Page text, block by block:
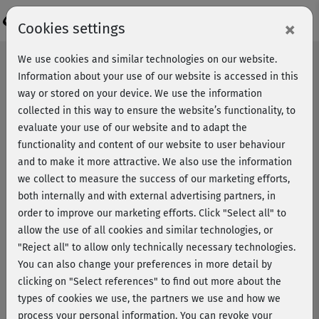
Abnehmen ohne Diät – schnell
Cookies settings ×
We use cookies and similar technologies on our website.
Information about your use of our website is accessed in this
way or stored on your device. We use the information
collected in this way to ensure the website’s functionality, to
evaluate your use of our website and to adapt the
functionality and content of our website to user behaviour
and to make it more attractive. We also use the information
we collect to measure the success of our marketing efforts,
both internally and with external advertising partners, in
order to improve our marketing efforts. Click "Select all" to
allow the use of all cookies and similar technologies, or
"Reject all" to allow only technically necessary technologies.
You can also change your preferences in more detail by
clicking on "Select references" to find out more about the
types of cookies we use, the partners we use and how we
process your personal information. You can revoke your